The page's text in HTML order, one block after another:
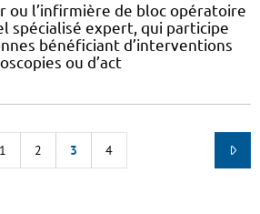
ou l’infirmière de bloc opératoire
spécialisé expert, qui participe
bénéficiant d’interventions
ou d’act
1 2 3 4